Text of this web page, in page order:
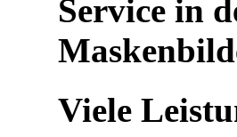
Service in
Viele